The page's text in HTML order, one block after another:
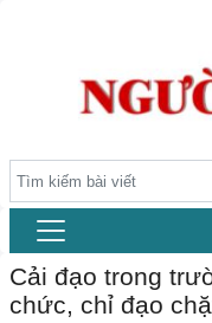
Cải đạo trong
chức, chỉ đạo